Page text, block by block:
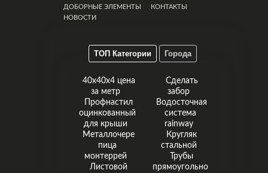
ДОБОРНЫЕ ЭЛЕМЕНТЫ
КОНТАКТЫ
НОВОСТИ
ТОП Категории Города
40х40х4 цена
за метр
Профнастил
оцинкованный
для крыши
Металлочере
пица
монтеррей
Листовой
Сделать
забор
Водосточная
система
rainway
Кругляк
стальной
Трубы
прямоугольно